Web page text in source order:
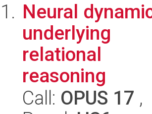
Neural
underlying
relational
reasoning
Call: OPUS 17 ,